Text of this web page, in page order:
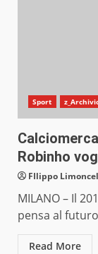
Sport
Robinho
FIlippo
MILANO – Il
pensa al
Read More